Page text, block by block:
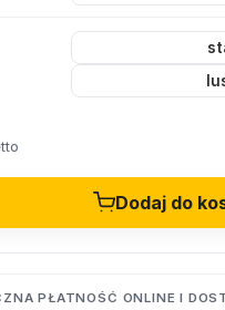
Dodaj do
PŁATNOŚĆ ONLINE I